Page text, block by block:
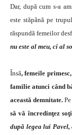
Dar, după cum s-a
este stăpână pe
răspundă femeilor
nu este al meu, ci al
Însă, femeile
familie atunci când
această demnitate.
să vă încredinţez
după legea lui